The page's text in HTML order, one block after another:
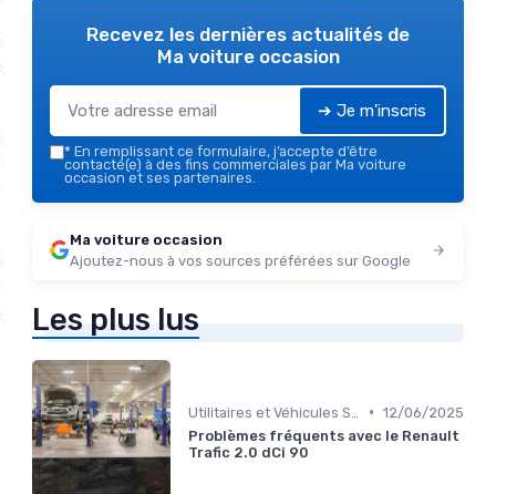
Recevez les dernières actualités de
Ma voiture occasion
➔ Je m'inscris
* En remplissant ce formulaire, j’accepte d’être
contacté(e) à des fins commerciales par Ma voiture
occasion et ses partenaires.
Ma voiture occasion
Ajoutez-nous à vos sources préférées sur Google
Les plus lus
• 12/06/2025
Problèmes fréquents avec le Renault
Trafic 2.0 dCi 90